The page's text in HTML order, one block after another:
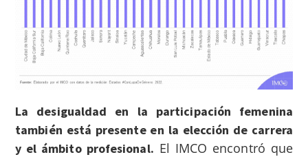
La desigualdad en la participación femenina
también está presente en la elección de carrera
y el ámbito profesional. El IMCO encontró que